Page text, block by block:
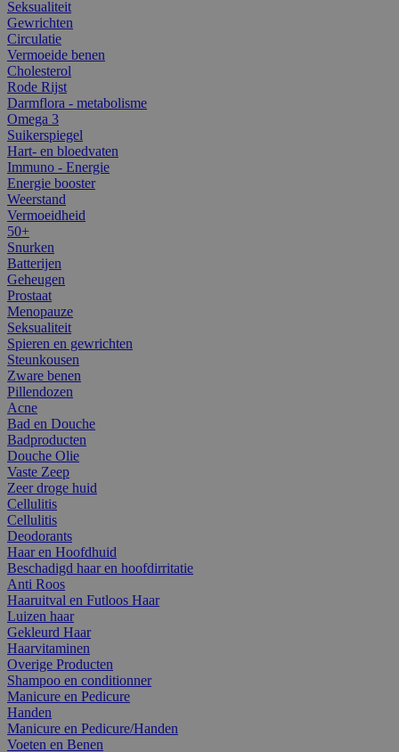
Seksualiteit
Gewrichten
Circulatie
Vermoeide benen
Cholesterol
Rode Rijst
Darmflora - metabolisme
Omega 3
Suikerspiegel
Hart- en bloedvaten
Immuno - Energie
Energie booster
Weerstand
Vermoeidheid
50+
Snurken
Batterijen
Geheugen
Prostaat
Menopauze
Seksualiteit
Spieren en gewrichten
Steunkousen
Zware benen
Pillendozen
Acne
Bad en Douche
Badproducten
Douche Olie
Vaste Zeep
Zeer droge huid
Cellulitis
Cellulitis
Deodorants
Haar en Hoofdhuid
Beschadigd haar en hoofdirritatie
Anti Roos
Haaruitval en Futloos Haar
Luizen haar
Gekleurd Haar
Haarvitaminen
Overige Producten
Shampoo en conditionner
Manicure en Pedicure
Handen
Manicure en Pedicure/Handen
Voeten en Benen